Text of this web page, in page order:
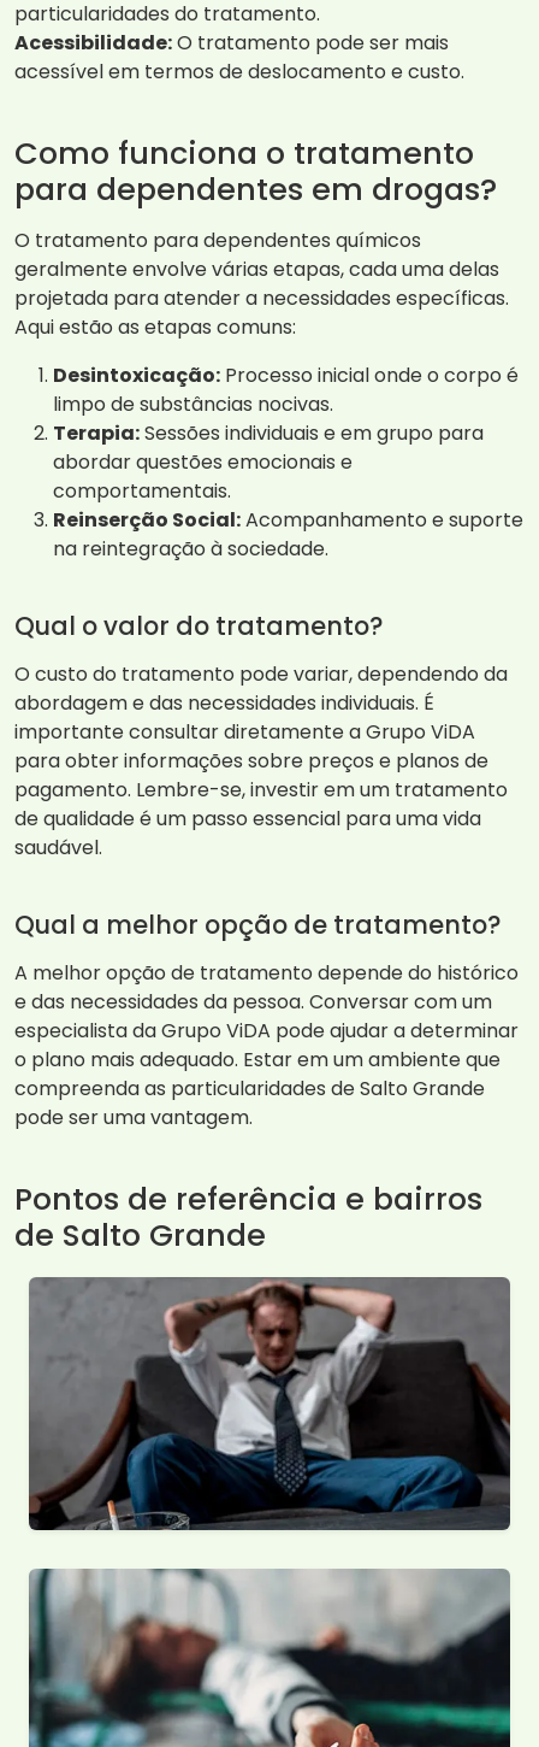
particularidades do tratamento.
Acessibilidade:O tratamento pode ser mais
acessível em termos de deslocamento e custo.
Como funciona o tratamento
para dependentes em drogas?
O tratamento para dependentes químicos
geralmente envolve várias etapas, cada uma delas
projetada para atender a necessidades específicas.
Aqui estão as etapas comuns:
Desintoxicação: Processo inicial onde o corpo é
limpo de substâncias nocivas.
Terapia:Sessões individuais e em grupo para
abordar questões emocionais e
comportamentais.
Reinserção Social:Acompanhamento e suporte
na reintegração à sociedade.
Qual o valor do tratamento?
O custo do tratamento pode variar, dependendo da
abordagem e das necessidades individuais. É
importante consultar diretamente a Grupo ViDA
para obter informações sobre preços e planos de
pagamento. Lembre-se, investir em um tratamento
de qualidade é um passo essencial para uma vida
saudável.
Qual a melhor opção de tratamento?
A melhor opção de tratamento depende do histórico
e das necessidades da pessoa. Conversar com um
especialista da Grupo ViDA pode ajudar a determinar
o plano mais adequado. Estar em um ambiente que
compreenda as particularidades de Salto Grande
pode ser uma vantagem.
Pontos de referência e bairros
de Salto Grande